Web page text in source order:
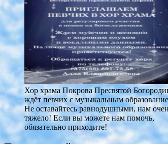
Хор храма Покрова Пресвятой
ждёт певчих с музыкальным
Не оставайтесь равнодушными, нам
тяжело! Если вы можете нам помочь,
обязательно приходите!